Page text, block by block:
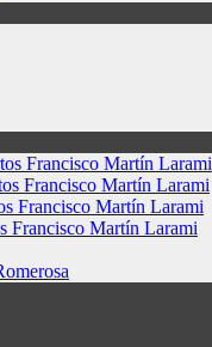
Francisco Martín Larami
Francisco Martín Larami
Francisco Martín Larami
Francisco Martín Larami